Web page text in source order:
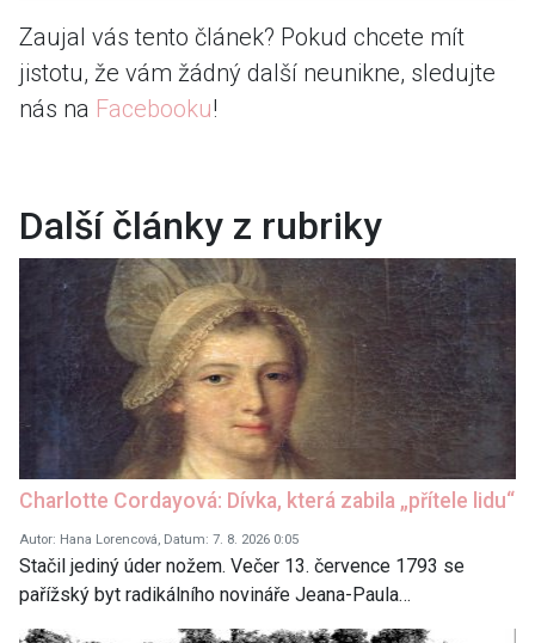
Zaujal vás tento článek? Pokud chcete mít
jistotu, že vám žádný další neunikne, sledujte
nás na Facebooku!
Další články z rubriky
Charlotte Cordayová: Dívka, která zabila „přítele lidu“
Autor: Hana Lorencová, Datum: 7. 8. 2026 0:05
Stačil jediný úder nožem. Večer 13. července 1793 se
pařížský byt radikálního novináře Jeana-Paula…